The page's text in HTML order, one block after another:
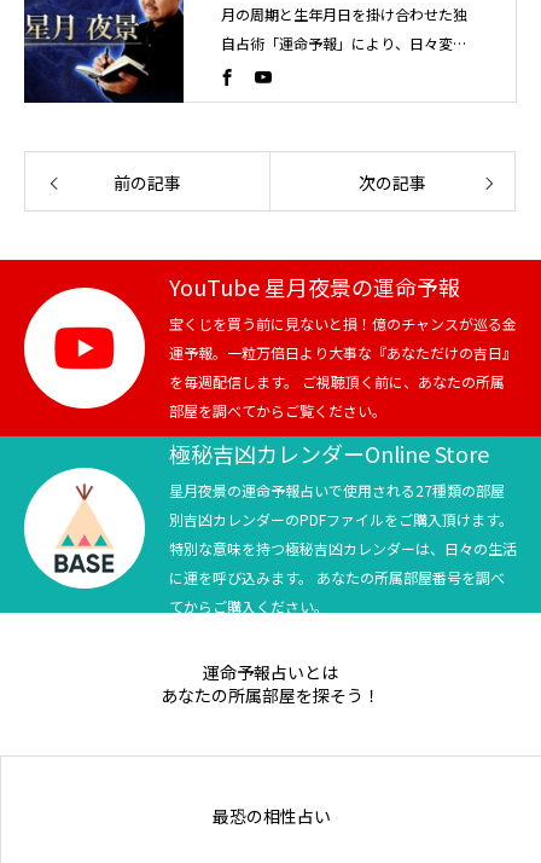
月の周期と生年月日を掛け合わせた独
自占術「運命予報」により、日々変化
する運気の流れを読み解く占い師。こ
れまでに4万人以上を鑑定。
前の記事 次の記事
YouTube 星月夜景の運命予報
宝くじを買う前に見ないと損！億のチャンスが巡る金
運予報。一粒万倍日より大事な『あなただけの吉日』
を毎週配信します。 ご視聴頂く前に、あなたの所属
部屋を調べてからご覧ください。
極秘吉凶カレンダーOnline Store
星月夜景の運命予報占いで使用される27種類の部屋
別吉凶カレンダーのPDFファイルをご購入頂けます。
特別な意味を持つ極秘吉凶カレンダーは、日々の生活
に運を呼び込みます。 あなたの所属部屋番号を調べ
てからご購入ください。
運命予報占いとは
あなたの所属部屋を探そう！
最恐の相性占い